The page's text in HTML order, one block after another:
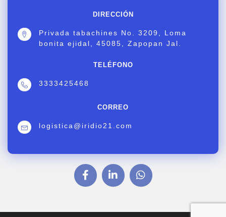
DIRECCIÓN
Privada tabachines No. 3209, Loma
bonita ejidal, 45085, Zapopan Jal.
TELÉFONO
3333425468
CORREO
logistica@iridio21.com